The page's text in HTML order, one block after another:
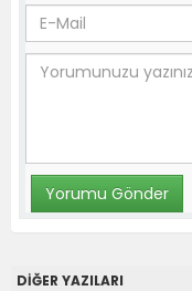
DİĞER YAZILARI